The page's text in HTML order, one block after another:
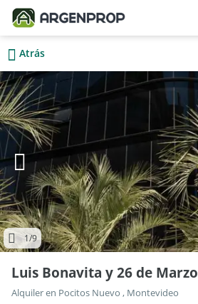
Atrás
1/9
Luis Bonavita y 26 de Marzo
Alquiler en Pocitos Nuevo , Montevideo